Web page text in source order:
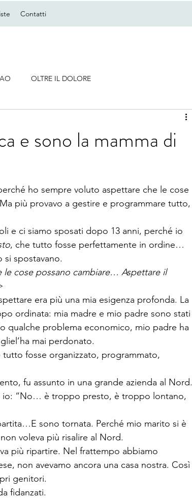
Contatti
OLTRE IL DOLORE
e sono la mamma di
ho sempre voluto aspettare che le cose
più provavo a gestire e programmare tutto,
e ci siamo sposati dopo 13 anni, perché io
, che tutto fosse perfettamente in ordine…
si spostavano.
le cose possano cambiare… Aspettare il
era più una mia esigenza profonda. La
ordinata: mia madre e mio padre sono stati
qualche problema economico, mio padre ha
mai perdonato.
fosse organizzato, programmato,
fu assunto in una grande azienda al Nord.
io: “No… è troppo presto, è troppo lontano,
sono tornata. Perché mio marito si è
voleva più risalire al Nord.
più ripartire. Nel frattempo abbiamo
non avevamo ancora una casa nostra. Così
genitori.
fidanzati.